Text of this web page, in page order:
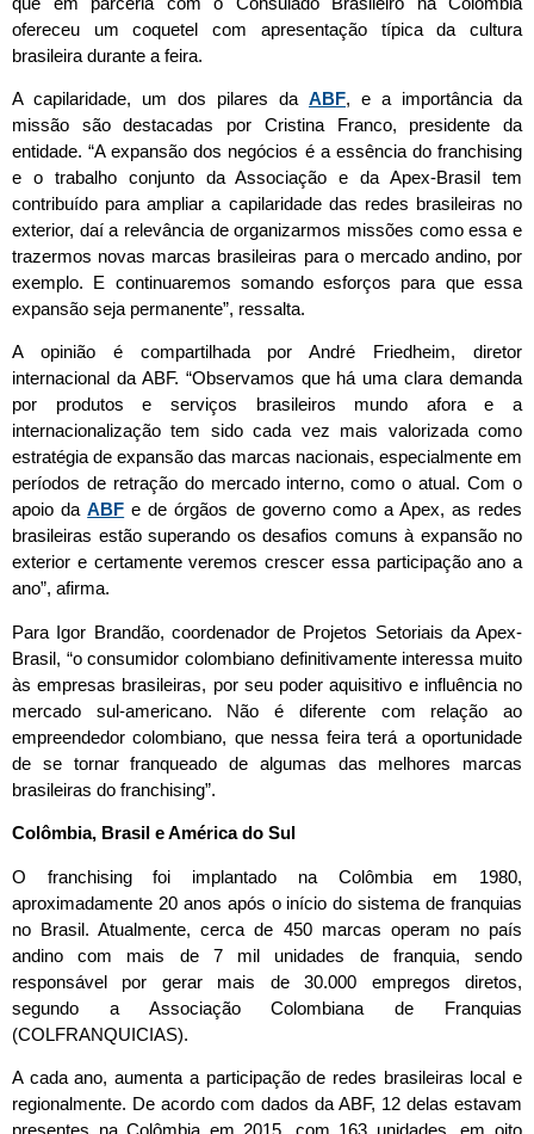
ofereceu um coquetel com apresentação típica da cultura
brasileira durante a feira.
A capilaridade, um dos pilares da ABF, e a importância da
missão são destacadas por Cristina Franco, presidente da
entidade. “A expansão dos negócios é a essência do franchising
e o trabalho conjunto da Associação e da Apex-Brasil tem
contribuído para ampliar a capilaridade das redes brasileiras no
exterior, daí a relevância de organizarmos missões como essa e
trazermos novas marcas brasileiras para o mercado andino, por
exemplo. E continuaremos somando esforços para que essa
expansão seja permanente”, ressalta.
A opinião é compartilhada por André Friedheim, diretor
internacional da ABF. “Observamos que há uma clara demanda
por produtos e serviços brasileiros mundo afora e a
internacionalização tem sido cada vez mais valorizada como
estratégia de expansão das marcas nacionais, especialmente em
períodos de retração do mercado interno, como o atual. Com o
apoio daABF e de órgãos de governo como a Apex, as redes
brasileiras estão superando os desafios comuns à expansão no
exterior e certamente veremos crescer essa participação ano a
ano”, afirma.
Para Igor Brandão, coordenador de Projetos Setoriais da Apex-
Brasil, “o consumidor colombiano definitivamente interessa muito
às empresas brasileiras, por seu poder aquisitivo e influência no
mercado sul-americano. Não é diferente com relação ao
empreendedor colombiano, que nessa feira terá a oportunidade
de se tornar franqueado de algumas das melhores marcas
brasileiras do franchising”.
Colômbia, Brasil e América do Sul
O franchising foi implantado na Colômbia em 1980,
aproximadamente 20 anos após o início do sistema de franquias
no Brasil. Atualmente, cerca de 450 marcas operam no país
andino com mais de 7 mil unidades de franquia, sendo
responsável por gerar mais de 30.000 empregos diretos,
segundo a Associação Colombiana de Franquias
(COLFRANQUICIAS).
A cada ano, aumenta a participação de redes brasileiras local e
regionalmente. De acordo com dados da ABF, 12 delas estavam
presentes na Colômbia em 2015, com 163 unidades, em oito